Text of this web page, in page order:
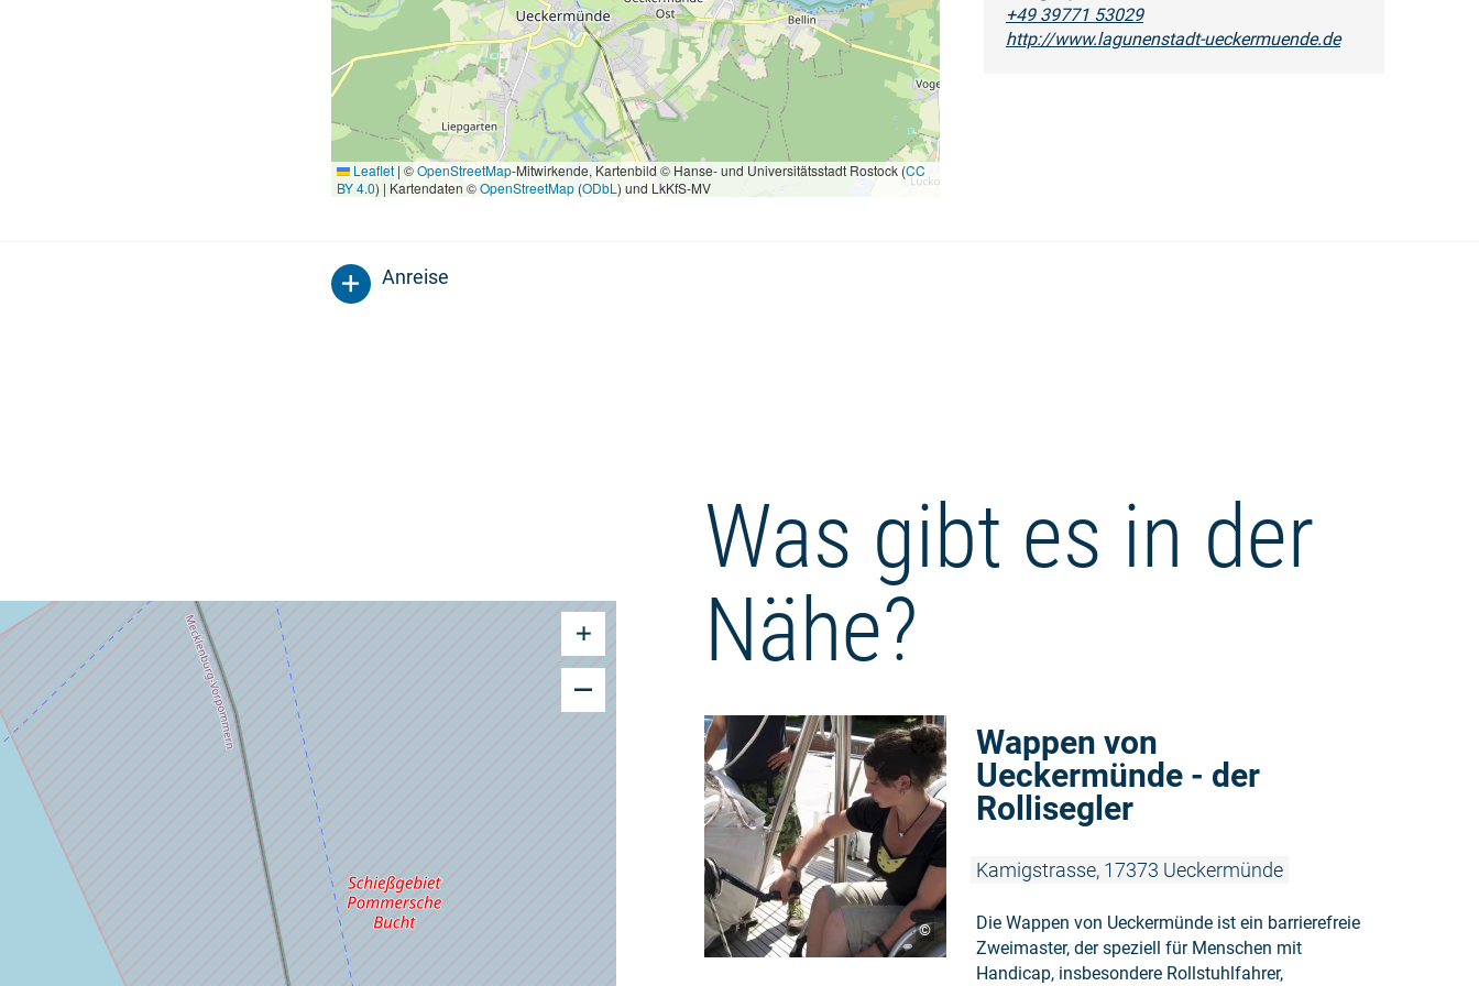
Leaflet | ©OpenStreetMap-Mitwirkende, Kartenbild © Hanse- und Universitätsstadt Rostock (CC
BY 4.0) | Kartendaten ©OpenStreetMap(ODbL ) und LkKfS-MV
+49 39771 53029
http://www.lagunenstadt-ueckermuende.de
Anreise
Was gibt es in der
Nähe?
©
Wappen von
Ueckermünde - der
Rollisegler
Kamigstrasse, 17373 Ueckermünde
Die Wappen von Ueckermünde ist ein barrierefreie
Zweimaster, der speziell für Menschen mit
Handicap, insbesondere Rollstuhlfahrer,